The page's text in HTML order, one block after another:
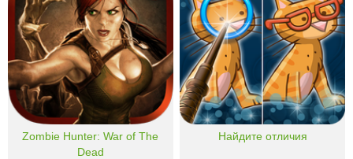
Zombie Hunter: War of The
Dead
Найдите отличия